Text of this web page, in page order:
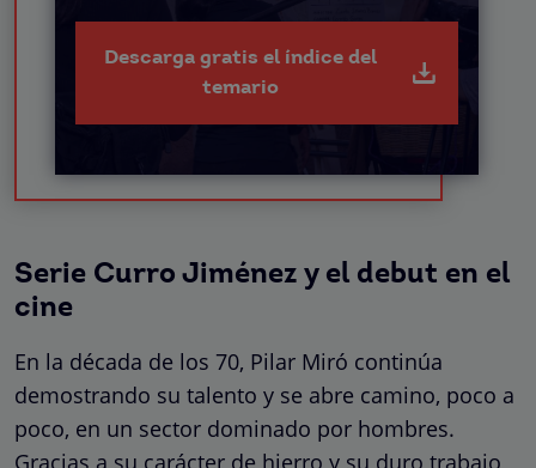
Descarga gratis el índice del
temario
Serie Curro Jiménez y el debut en el
cine
En la década de los 70, Pilar Miró continúa
demostrando su talento y se abre camino, poco a
poco, en un sector dominado por hombres.
Gracias a su carácter de hierro y su duro trabajo